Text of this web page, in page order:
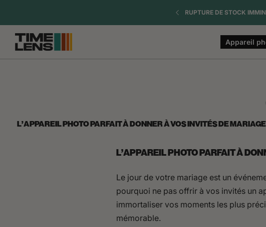
RUPTURE DE STOCK
Appareil
L'APPAREIL PHOTO PARFAIT À DONNER À VOS INVITÉS DE MARIAGE
L'APPAREIL PHOTO PARFAIT À
Le jour de votre mariage est un
pourquoi ne pas offrir à vos invités un
immortaliser vos moments les plus
mémorable.